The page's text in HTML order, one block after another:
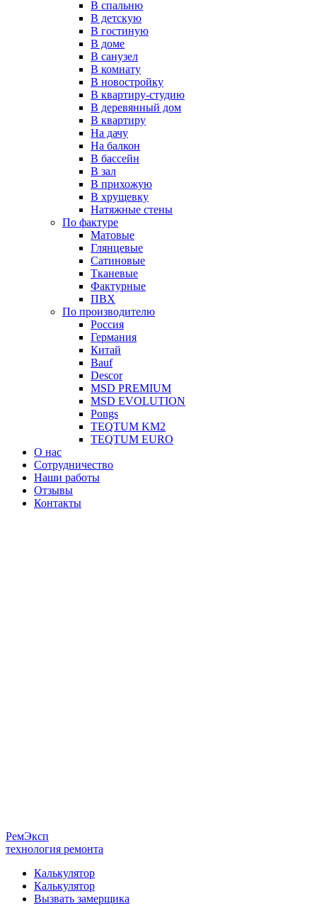
В спальню
В детскую
В гостиную
В доме
В санузел
В комнату
В новостройку
В квартиру-студию
В деревянный дом
В квартиру
На дачу
На балкон
В бассейн
В зал
В прихожую
В хрущевку
Натяжные стены
По фактуре
Матовые
Глянцевые
Сатиновые
Тканевые
Фактурные
ПВХ
По производителю
Россия
Германия
Китай
Вauf
Descor
MSD PREMIUM
MSD EVOLUTION
Pongs
TEQTUM KM2
TEQTUM EURO
О нас
Сотрудничество
Наши работы
Отзывы
Контакты
РемЭксп
технология ремонта
Калькулятор
Калькулятор
Вызвать замерщика